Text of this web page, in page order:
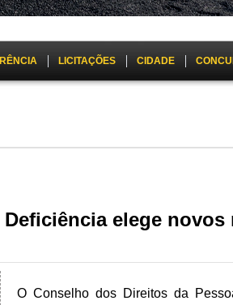
LICITAÇÕES CIDADE
elege novos
O Conselho dos Direitos da